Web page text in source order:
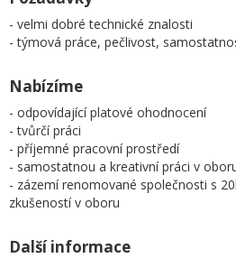
- velmi dobré technické znalosti
- týmová práce, pečlivost,
Nabízíme
- odpovídající platové ohodnocení
- tvůrčí práci
- příjemné pracovní prostředí
- samostatnou a kreativní práci v
- zázemí renomované společnosti s
zkušeností v oboru
Další informace